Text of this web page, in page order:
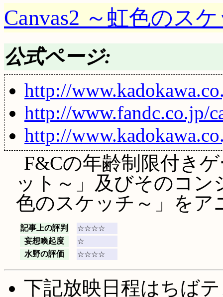
Canvas2 ～虹色のス
公式ページ:
http://
http://www.fandc.co.jp/
http://
F&Cの年齢制限付き
ット～」及びそのコン
色のスケッチ～」をア
記事上の評判
☆☆☆☆
妄想喚起度
☆
水野の評価
☆☆☆☆
下記放映日程はちば